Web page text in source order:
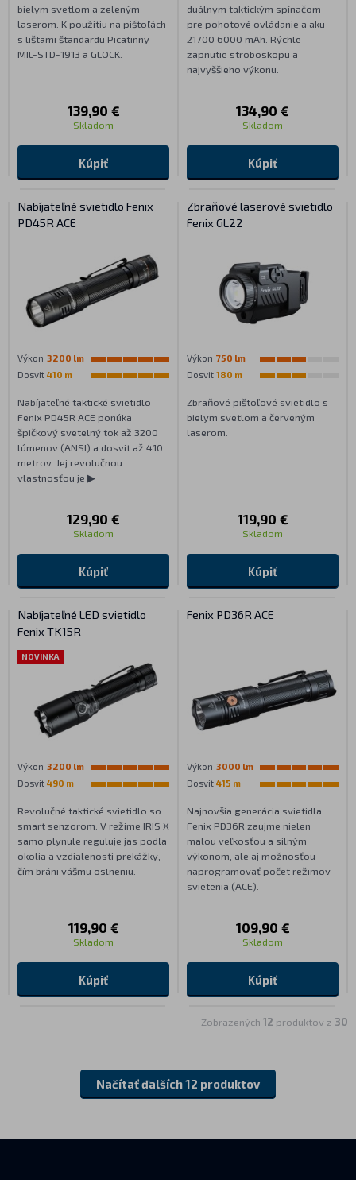
bielym svetlom a zeleným
laserom. K použitiu na pištoľách
s lištami štandardu Picatinny
MIL-STD-1913 a GLOCK.
139,90 €
Skladom
Kúpiť
duálnym taktickým spínačom
pre pohotové ovládanie a aku
21700 6000 mAh. Rýchle
zapnutie stroboskopu a
najvyššieho výkonu.
134,90 €
Skladom
Kúpiť
Nabíjateľné svietidlo Fenix
PD45R ACE
Výkon 3200 lm
Dosvit 410 m
Nabíjateľné taktické svietidlo
Fenix PD45R ACE ponúka
špičkový svetelný tok až 3200
lúmenov (ANSI) a dosvit až 410
metrov. Jej revolučnou
vlastnosťou je ▶
129,90 €
Skladom
Kúpiť
Zbraňové laserové svietidlo
Fenix GL22
Výkon 750 lm
Dosvit 180 m
Zbraňové pištoľové svietidlo s
bielym svetlom a červeným
laserom.
119,90 €
Skladom
Kúpiť
Nabíjateľné LED svietidlo
Fenix TK15R
NOVINKA
Výkon 3200 lm
Dosvit 490 m
Revolučné taktické svietidlo so
smart senzorom. V režime IRIS X
samo plynule reguluje jas podľa
okolia a vzdialenosti prekážky,
čím bráni vášmu oslneniu.
119,90 €
Skladom
Kúpiť
Fenix PD36R ACE
Výkon 3000 lm
Dosvit 415 m
Najnovšia generácia svietidla
Fenix PD36R zaujme nielen
malou veľkosťou a silným
výkonom, ale aj možnosťou
naprogramovať počet režimov
svietenia (ACE).
109,90 €
Skladom
Kúpiť
Zobrazených 12 produktov z 30
Načítať ďalších 12 produktov